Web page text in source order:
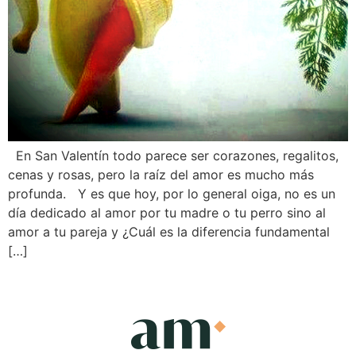
En San Valentín todo parece ser corazones, regalitos,
cenas y rosas, pero la raíz del amor es mucho más
profunda. Y es que hoy, por lo general oiga, no es un
día dedicado al amor por tu madre o tu perro sino al
amor a tu pareja y ¿Cuál es la diferencia fundamental
[…]